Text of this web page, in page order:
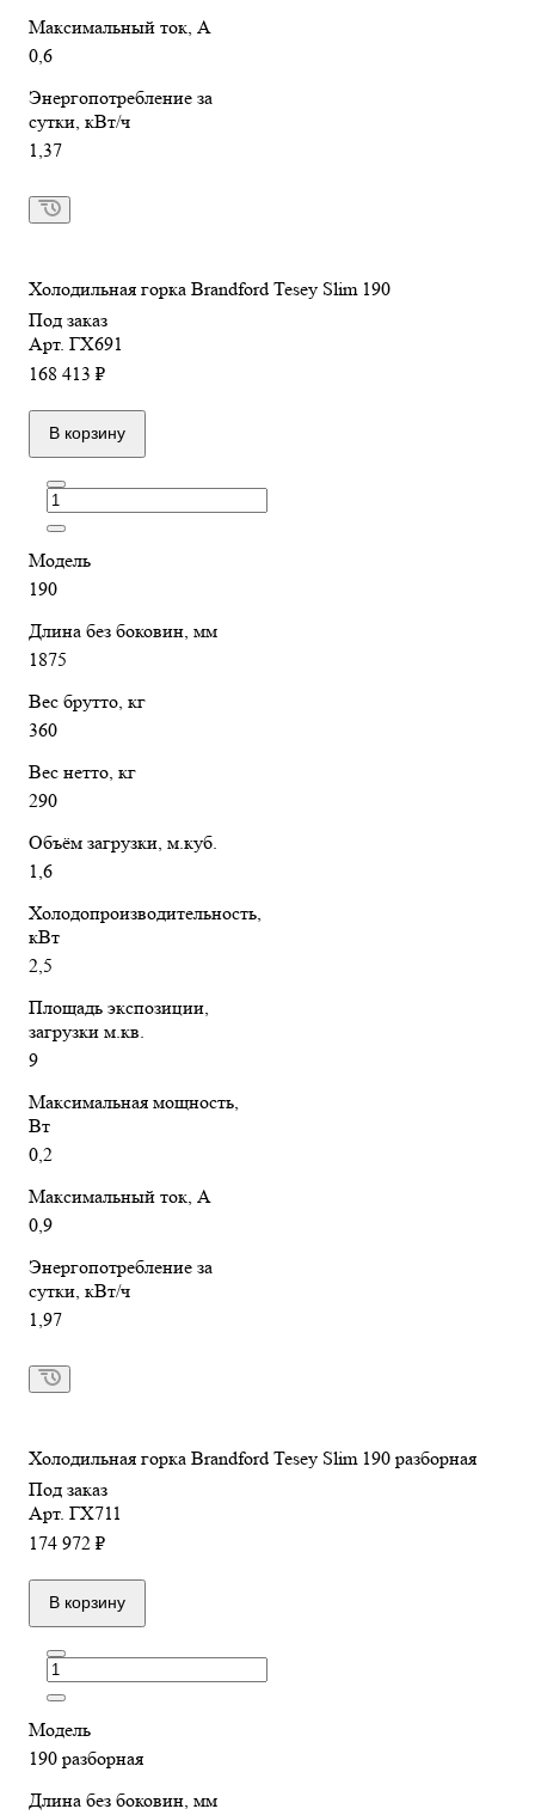
Максимальный ток, А
0,6
Энергопотребление за
сутки, кВт/ч
1,37
Холодильная горка Brandford Tesey Slim 190
Под заказ
Арт. ГХ691
168 413 ₽
В корзину
Модель
190
Длина без боковин, мм
1875
Вес брутто, кг
360
Вес нетто, кг
290
Объём загрузки, м.куб.
1,6
Холодопроизводительность,
кВт
2,5
Площадь экспозиции,
загрузки м.кв.
9
Максимальная мощность,
Вт
0,2
Максимальный ток, А
0,9
Энергопотребление за
сутки, кВт/ч
1,97
Холодильная горка Brandford Tesey Slim 190 разборная
Под заказ
Арт. ГХ711
174 972 ₽
В корзину
Модель
190 разборная
Длина без боковин, мм